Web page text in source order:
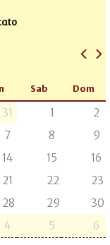
Sab Dom
31 1
2
7 8
9
14 15
16
21 22
23
28 29
30
4 5 6